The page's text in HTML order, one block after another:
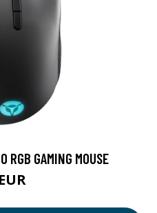
RGB GAMING MOUSE